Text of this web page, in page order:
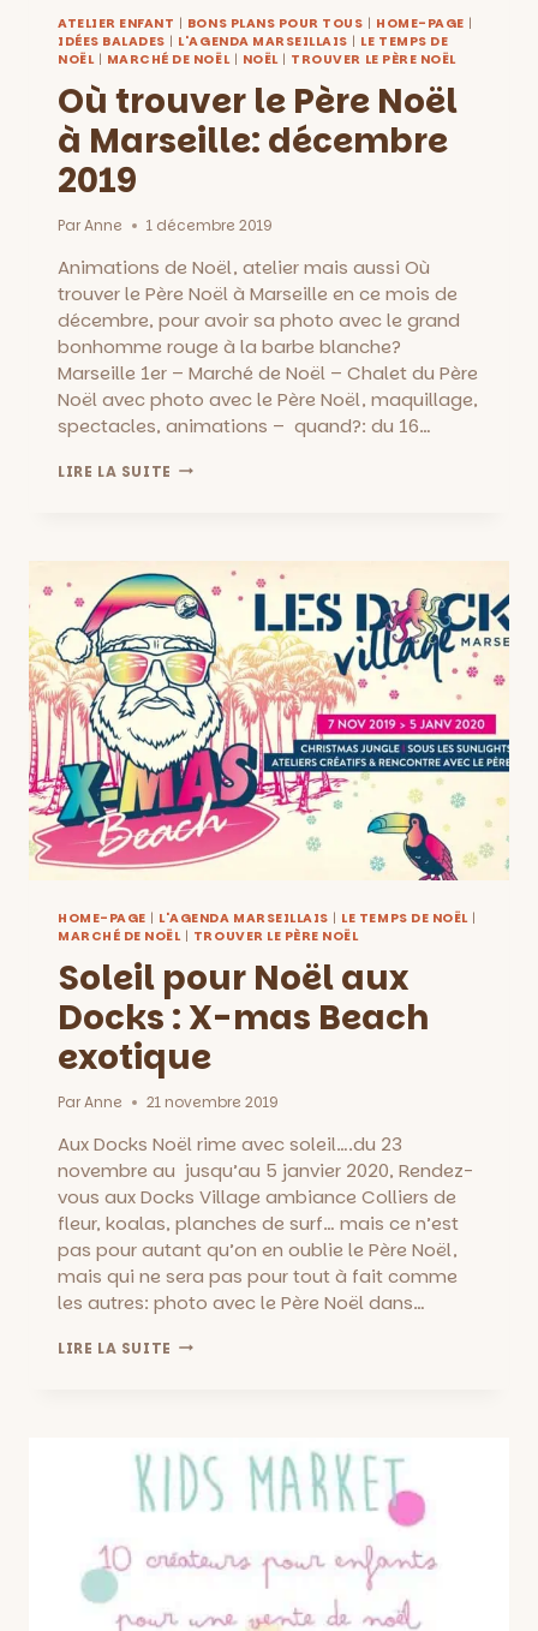
ATELIER ENFANT | BONS PLANS POUR TOUS | HOME-PAGE |
IDÉES BALADES | L'AGENDA MARSEILLAIS | LE TEMPS DE
NOËL| MARCHÉ DE NOËL| NOËL| TROUVER LE PÈRE NOËL
Où trouver le Père Noël
à Marseille: décembre
2019
ParAnne 1 décembre 2019
Animations de Noël, atelier mais aussi Où
trouver le Père Noël à Marseille en ce mois de
décembre, pour avoir sa photo avec le grand
bonhomme rouge à la barbe blanche?
Marseille 1er – Marché de Noël – Chalet du Père
Noël avec photo avec le Père Noël, maquillage,
spectacles, animations – quand?: du 16…
LIRE LA SUITE OÙ
À
MARSEILLE:
DÉCEMBRE
2019
HOME-PAGE | L'AGENDA MARSEILLAIS | LE TEMPS DE NOËL|
MARCHÉ DE NOËL| TROUVER LE PÈRE NOËL
Soleil pour Noël aux
Docks : X-mas Beach
exotique
ParAnne 21 novembre 2019
Aux Docks Noël rime avec soleil….du 23
novembre au jusqu’au 5 janvier 2020, Rendez-
vous aux Docks Village ambiance Colliers de
fleur, koalas, planches de surf… mais ce n’est
pas pour autant qu’on en oublie le Père Noël,
mais qui ne sera pas pour tout à fait comme
les autres: photo avec le Père Noël dans…
LIRE LA SUITE SOLEIL
X-
MAS
BEACH